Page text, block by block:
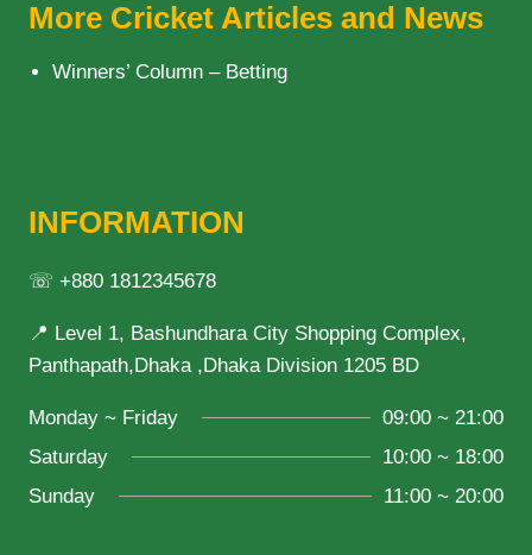
More Cricket Articles and News
Winners’ Column – Betting
INFORMATION
☏ +880 1812345678
📍 Level 1, Bashundhara City Shopping Complex,
Panthapath,Dhaka ,Dhaka Division 1205 BD
Monday ~ Friday
09:00 ~ 21:00
Saturday
10:00 ~ 18:00
Sunday
11:00 ~ 20:00